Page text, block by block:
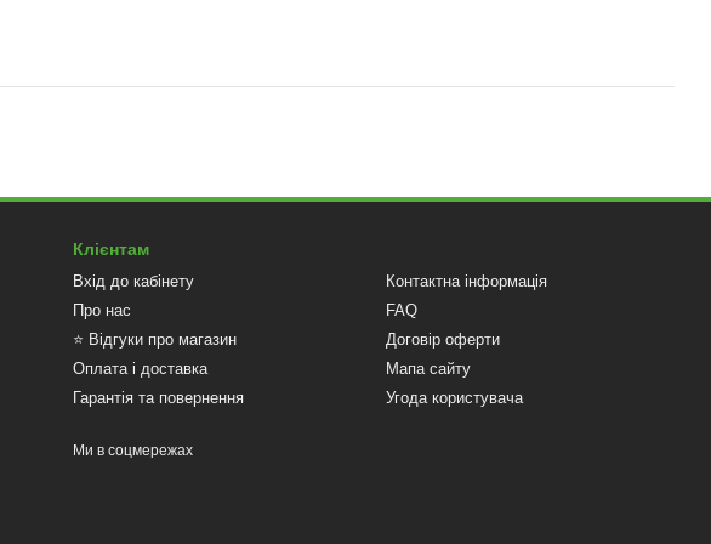
Клієнтам
Вхід до кабінету
Про нас
⭐ Відгуки про магазин
Оплата і доставка
Гарантія та повернення
Контактна інформація
FAQ
Договір оферти
Мапа сайту
Угода користувача
Ми в соцмережах